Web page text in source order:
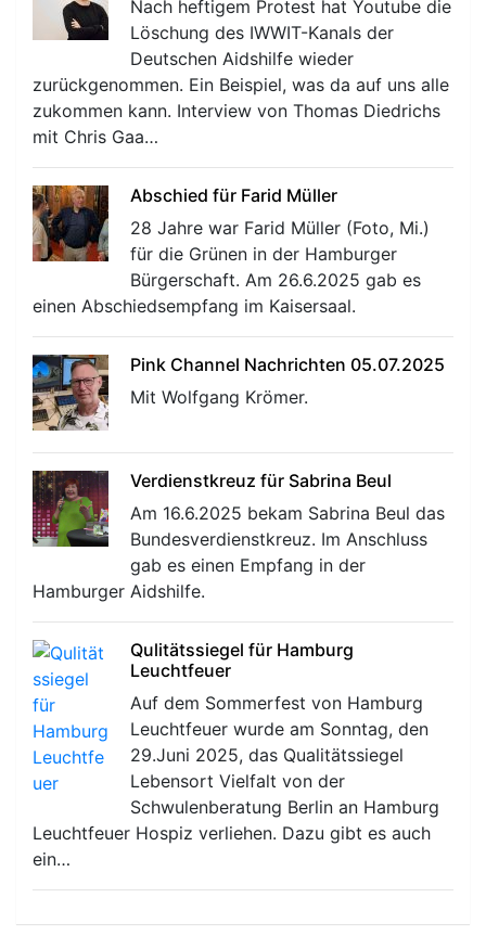
Nach heftigem Protest hat Youtube die
Löschung des IWWIT-Kanals der
Deutschen Aidshilfe wieder
zurückgenommen. Ein Beispiel, was da auf uns alle
zukommen kann. Interview von Thomas Diedrichs
mit Chris Gaa…
Abschied für Farid Müller
28 Jahre war Farid Müller (Foto, Mi.)
für die Grünen in der Hamburger
Bürgerschaft. Am 26.6.2025 gab es
einen Abschiedsempfang im Kaisersaal.
Pink Channel Nachrichten 05.07.2025
Mit Wolfgang Krömer.
Verdienstkreuz für Sabrina Beul
Am 16.6.2025 bekam Sabrina Beul das
Bundesverdienstkreuz. Im Anschluss
gab es einen Empfang in der
Hamburger Aidshilfe.
Qulitätssiegel für Hamburg
Leuchtfeuer
Auf dem Sommerfest von Hamburg
Leuchtfeuer wurde am Sonntag, den
29.Juni 2025, das Qualitätssiegel
Lebensort Vielfalt von der
Schwulenberatung Berlin an Hamburg
Leuchtfeuer Hospiz verliehen. Dazu gibt es auch
ein…